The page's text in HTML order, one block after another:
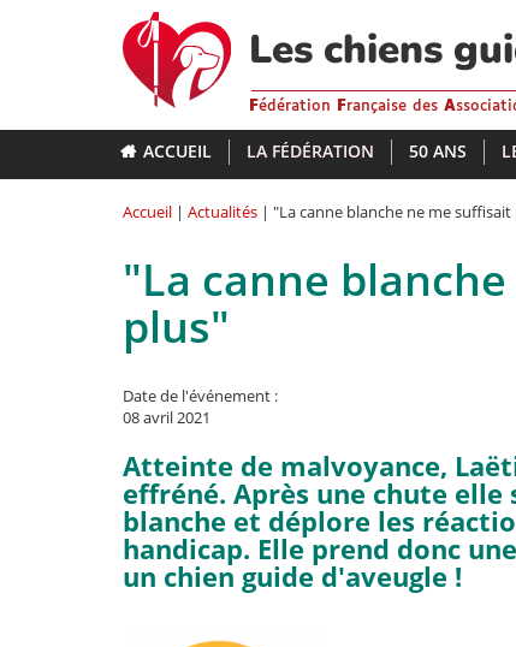
Les chiens
Fédération Française des A
ACCUEIL LA FÉDÉRATION 50 ANS
Accueil | Actualités | "La canne blanche ne me suffisait
"La canne
plus"
Date de l'événement :
08 avril 2021
Atteinte de malvoyance,
effréné. Après une chute
blanche et déplore les
handicap. Elle prend donc
un chien guide d'aveugle !